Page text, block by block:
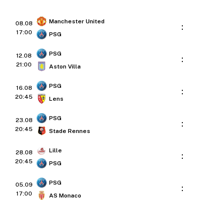
08.08
17:00
Manchester United
PSG
:
12.08
21:00
PSG
Aston Villa
:
16.08
20:45
PSG
Lens
:
23.08
20:45
PSG
Stade Rennes
:
28.08
20:45
Lille
PSG
:
05.09
17:00
PSG
AS Monaco
: